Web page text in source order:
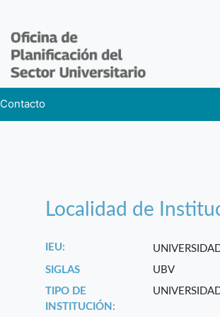
Contacto
Localidad de
IEU:
SIGLAS
UBV
TIPO DE
INSTITUCIÓN: